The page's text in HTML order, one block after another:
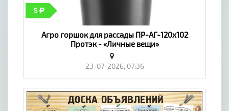
5
Агро горшок для рассады ПР-АГ-120х102
Протэк - «Личные вещи»
23-07-2026, 07:36